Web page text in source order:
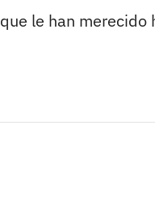
que le han merecido